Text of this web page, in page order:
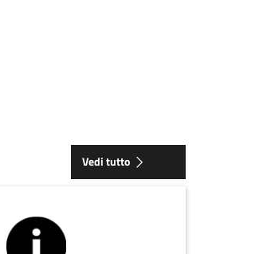
Vedi tutto